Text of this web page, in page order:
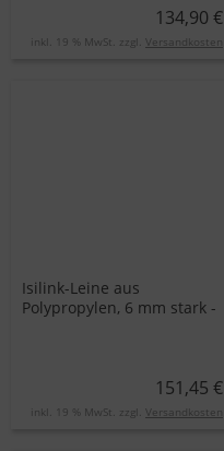
134,90 €
inkl. 19 % MwSt. zzgl. Versandkosten
Isilink-Leine aus
Polypropylen, 6 mm stark -
151,45 €
inkl. 19 % MwSt. zzgl. Versandkosten